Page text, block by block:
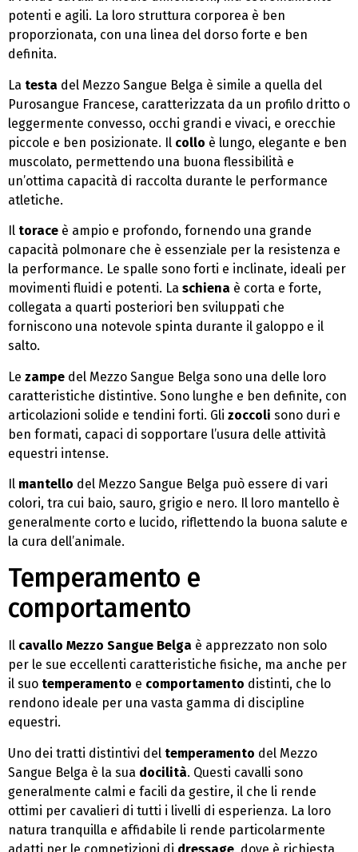
potenti e agili. La loro struttura corporea è ben
proporzionata, con una linea del dorso forte e ben
definita.
La testa del Mezzo Sangue Belga è simile a quella del
Purosangue Francese, caratterizzata da un profilo dritto o
leggermente convesso, occhi grandi e vivaci, e orecchie
piccole e ben posizionate. Il collo è lungo, elegante e ben
muscolato, permettendo una buona flessibilità e
un’ottima capacità di raccolta durante le performance
atletiche.
Il torace è ampio e profondo, fornendo una grande
capacità polmonare che è essenziale per la resistenza e
la performance. Le spalle sono forti e inclinate, ideali per
movimenti fluidi e potenti. La schiena è corta e forte,
collegata a quarti posteriori ben sviluppati che
forniscono una notevole spinta durante il galoppo e il
salto.
Le zampe del Mezzo Sangue Belga sono una delle loro
caratteristiche distintive. Sono lunghe e ben definite, con
articolazioni solide e tendini forti. Gli zoccoli sono duri e
ben formati, capaci di sopportare l’usura delle attività
equestri intense.
Il mantello del Mezzo Sangue Belga può essere di vari
colori, tra cui baio, sauro, grigio e nero. Il loro mantello è
generalmente corto e lucido, riflettendo la buona salute e
la cura dell’animale.
Temperamento e
comportamento
Il cavallo Mezzo Sangue Belga è apprezzato non solo
per le sue eccellenti caratteristiche fisiche, ma anche per
il suo temperamento e comportamento distinti, che lo
rendono ideale per una vasta gamma di discipline
equestri.
Uno dei tratti distintivi del temperamento del Mezzo
Sangue Belga è la sua docilità. Questi cavalli sono
generalmente calmi e facili da gestire, il che li rende
ottimi per cavalieri di tutti i livelli di esperienza. La loro
natura tranquilla e affidabile li rende particolarmente